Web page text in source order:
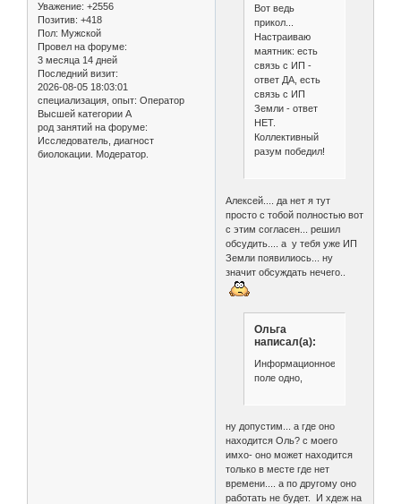
Уважение: +2556
Позитив: +418
Пол: Мужской
Провел на форуме:
3 месяца 14 дней
Последний визит:
2026-08-05 18:03:01
специализация, опыт: Оператор
Высшей категории А
род занятий на форуме:
Исследователь, диагност
биолокации. Модератор.
Вот ведь
прикол...
Настраиваю
маятник: есть
связь с ИП -
ответ ДА, есть
связь с ИП
Земли - ответ
НЕТ.
Коллективный
разум победил!
Алексей.... да нет я тут
просто с тобой полностью вот
с этим согласен... решил
обсудить.... а у тебя уже ИП
Земли появилиось... ну
значит обсуждать нечего..
Ольга
написал(а):
Информационное
поле одно,
ну допустим... а где оно
находится Оль? с моего
имхо- оно может находится
только в месте где нет
времени.... а по другому оно
работать не будет. И хдеж на